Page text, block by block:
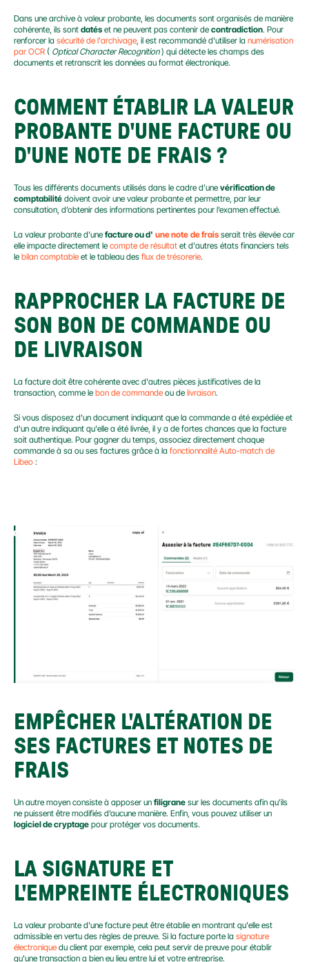
Dans une archive à valeur probante, les documents sont organisés de manière
cohérente, ils sont datés et ne peuvent pas contenir de contradiction. Pour
renforcer la sécurité de l'archivage, il est recommandé d'utiliser la numérisation
par OCR ( Optical Character Recognition ) qui détecte les champs des
documents et retranscrit les données au format électronique.
COMMENT ÉTABLIR LA VALEUR
PROBANTE D'UNE FACTURE OU
D'UNE NOTE DE FRAIS ?
Tous les différents documents utilisés dans le cadre d’une vérification de
comptabilité doivent avoir une valeur probante et permettre, par leur
consultation, d’obtenir des informations pertinentes pour l’examen effectué.
La valeur probante d'une facture ou d' une note de frais serait très élevée car
elle impacte directement le compte de résultat et d'autres états financiers tels
le bilan comptable et le tableau des flux de trésorerie.
RAPPROCHER LA FACTURE DE
SON BON DE COMMANDE OU
DE LIVRAISON
La facture doit être cohérente avec d'autres pièces justificatives de la
transaction, comme le bon de commande ou de livraison.
Si vous disposez d'un document indiquant que la commande a été expédiée et
d'un autre indiquant qu'elle a été livrée, il y a de fortes chances que la facture
soit authentique. Pour gagner du temps, associez directement chaque
commande à sa ou ses factures grâce à la fonctionnalité Auto-match de
Libeo :
EMPÊCHER L'ALTÉRATION DE
SES FACTURES ET NOTES DE
FRAIS
Un autre moyen consiste à apposer un filigrane sur les documents afin qu’ils
logiciel de cryptage pour protéger vos documents.
LA SIGNATURE ET
L'EMPREINTE ÉLECTRONIQUES
La valeur probante d'une facture peut être établie en montrant qu'elle est
admissible en vertu des règles de preuve. Si la facture porte la signature
électronique du client par exemple, cela peut servir de preuve pour établir
qu'une transaction a bien eu lieu entre lui et votre entreprise.